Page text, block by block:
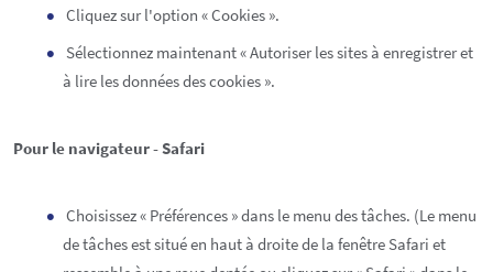
Cliquez sur l'option « Cookies ».
Sélectionnez maintenant « Autoriser les sites à enregistrer et
à lire les données des cookies ».
Pour le navigateur - Safari
Choisissez « Préférences » dans le menu des tâches. (Le menu
de tâches est situé en haut à droite de la fenêtre Safari et